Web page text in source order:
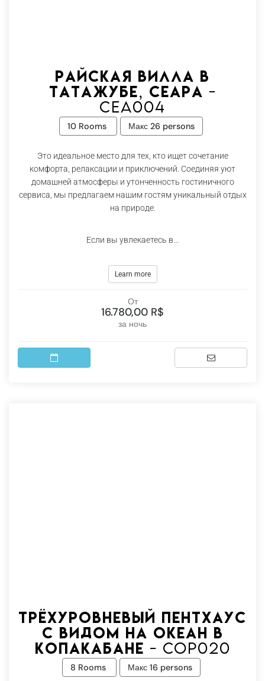
Райская вилла в
Татажубе, Сеара -
Cea004
10 Rooms Макс 26 persons
Это идеальное место для тех, кто ищет сочетание
комфорта, релаксации и приключений. Соединяя уют
домашней атмосферы и утонченность гостиничного
сервиса, мы предлагаем нашим гостям уникальный отдых
на природе.
Если вы увлекаетесь в...
Learn more
От
16.780,00 R$
за ночь
Трёхуровневый пентхаус
с видом на океан в
Копакабане - Cop020
8 Rooms Макс 16 persons